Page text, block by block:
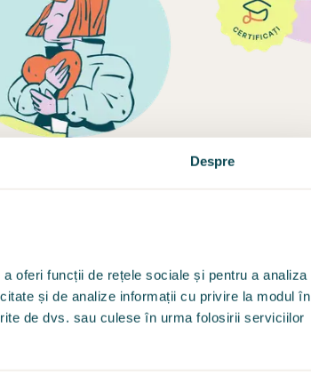
Despre
oferi funcții de rețele sociale și pentru a analiza
și de analize informații cu privire la modul în
de dvs. sau culese în urma folosirii serviciilor
și sinceritate este